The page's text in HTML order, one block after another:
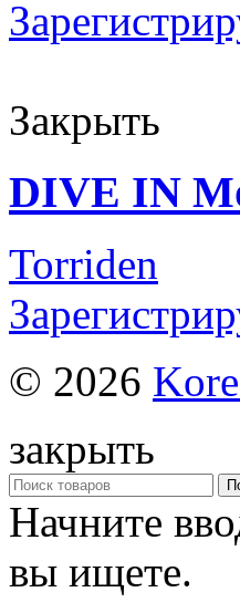
Закрыть
DIVE IN
Torriden
© 2026
закрыть
Начните
вы ищете.